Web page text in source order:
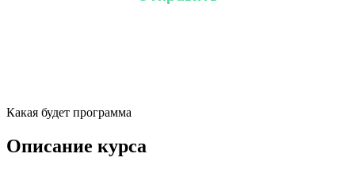
Какая будет программа
Описание курса